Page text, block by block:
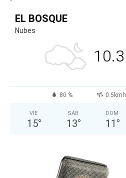
EL BOSQUE
Nubes
10.3
80 % 0.5kmh
VIE
15°
SÁB
13°
DOM
11 °